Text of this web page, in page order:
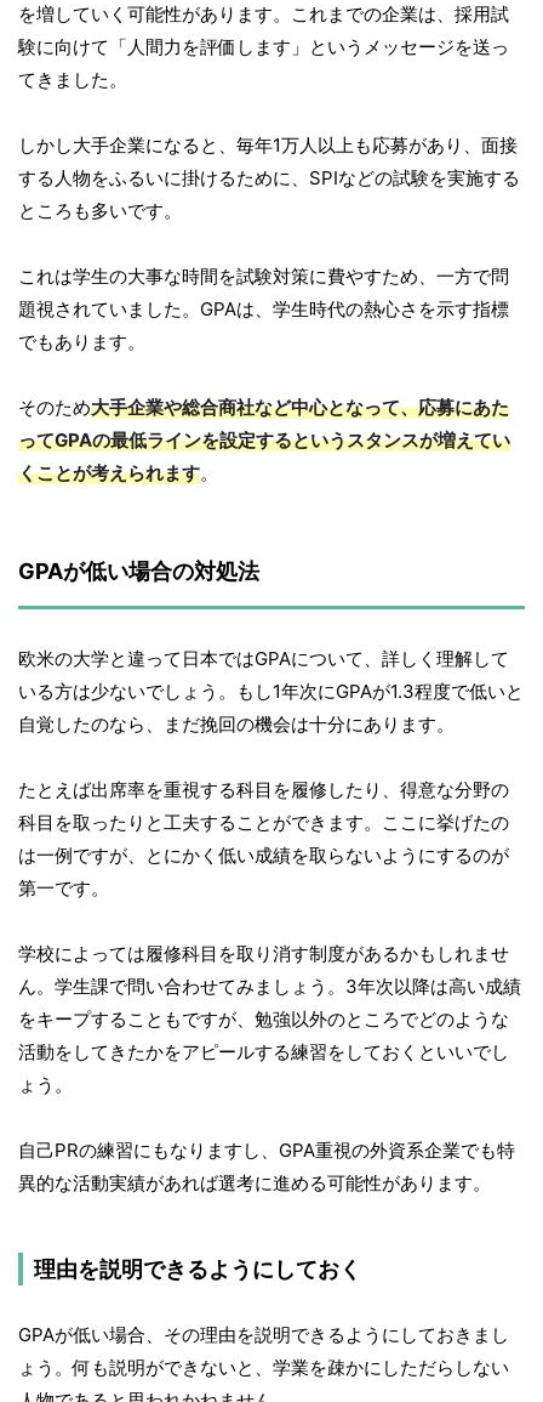
を増していく可能性があります。これまでの企業は、採用試
験に向けて「人間力を評価します」というメッセージを送っ
てきました。
しかし大手企業になると、毎年1万人以上も応募があり、面接
する人物をふるいに掛けるために、SPIなどの試験を実施する
ところも多いです。
これは学生の大事な時間を試験対策に費やすため、一方で問
題視されていました。GPAは、学生時代の熱心さを示す指標
でもあります。
そのため大手企業や総合商社など中心となって、応募にあた
ってGPAの最低ラインを設定するというスタンスが増えてい
くことが考えられます。
GPAが低い場合の対処法
欧米の大学と違って日本ではGPAについて、詳しく理解して
いる方は少ないでしょう。もし1年次にGPAが1.3程度で低いと
自覚したのなら、まだ挽回の機会は十分にあります。
たとえば出席率を重視する科目を履修したり、得意な分野の
科目を取ったりと工夫することができます。ここに挙げたの
は一例ですが、とにかく低い成績を取らないようにするのが
第一です。
学校によっては履修科目を取り消す制度があるかもしれませ
ん。学生課で問い合わせてみましょう。3年次以降は高い成績
をキープすることもですが、勉強以外のところでどのような
活動をしてきたかをアピールする練習をしておくといいでし
ょう。
自己PRの練習にもなりますし、GPA重視の外資系企業でも特
異的な活動実績があれば選考に進める可能性があります。
理由を説明できるようにしておく
GPAが低い場合、その理由を説明できるようにしておきまし
ょう。何も説明ができないと、学業を疎かにしただらしない